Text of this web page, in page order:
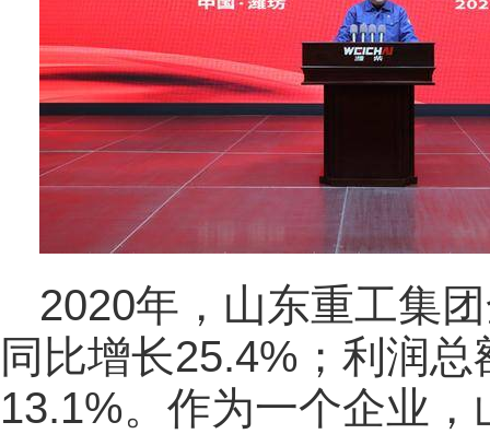
2020年，山东重工集
同比增长25.4%；利润
13.1%。作为一个企业